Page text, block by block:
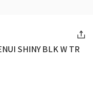
SHINY BLK W TR